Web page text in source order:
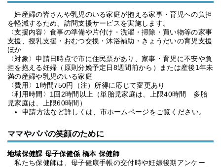
妊産婦の皆さんや乳児のいる家庭が抱える家事・育児への負担
を軽減するため、訪問支援サービスを実施します。
〈支援内容〉食事の準備や片付け・洗濯・掃除・買い物等の家事
支援、授乳支援・おむつ交換・沐浴補助・きょうだいの育児支援
ほか
〈対象〉申請日時点で市に住民票があり、家事・育児に不安や負
担を抱える妊婦（原則分娩予定日8週間前から）または産後1年未
満の産婦や乳児のいる家庭
〈費用〉1時間750円（注）所得に応じて変更あり
〈利用時間〉1回2時間以上（単胎児家庭は、上限40時間 多胎
児家庭は、上限60時間）
申請方法など詳しくは、市ホームページをご覧ください。
ママやパパの笑顔のために
地域保健課 母子保健係 橋本 保健師
私たち保健師は、母子健康手帳の交付時や妊娠後期アンケー